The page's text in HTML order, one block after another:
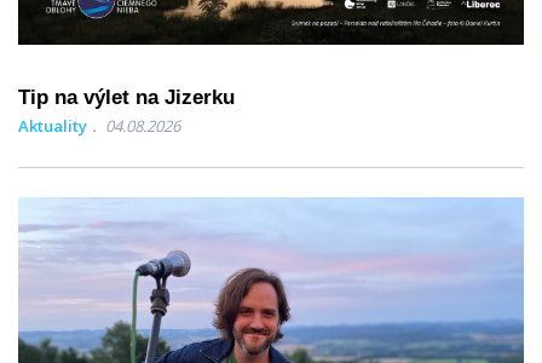
Tip na výlet na Jizerku
Aktuality 04.08.2026